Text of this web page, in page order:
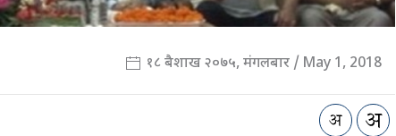
१८ बैशाख २०७५, मंगलबार / May 1, 2018